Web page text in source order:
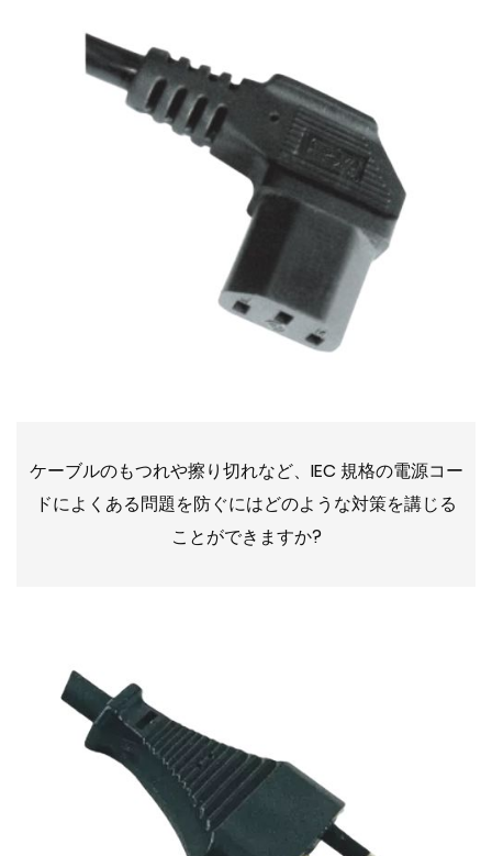
ケーブルのもつれや擦り切れなど、IEC 規格の電源コー
ドによくある問題を防ぐにはどのような対策を講じる
ことができますか?